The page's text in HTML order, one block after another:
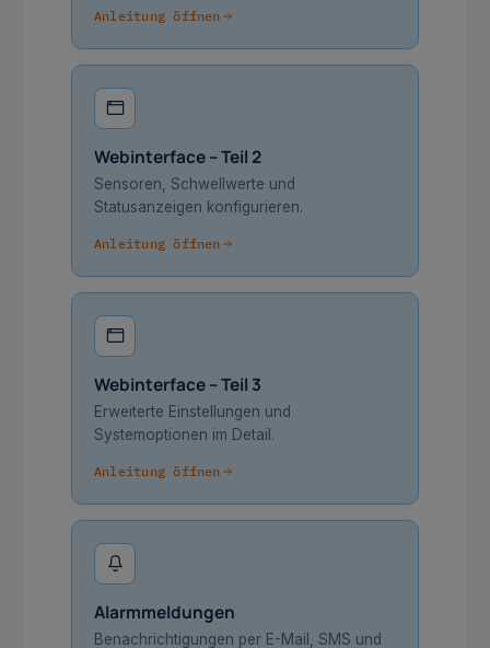
Anleitung öffnen
Webinterface – Teil 2
Sensoren, Schwellwerte und
Statusanzeigen konfigurieren.
Anleitung öffnen
Webinterface – Teil 3
Erweiterte Einstellungen und
Systemoptionen im Detail.
Anleitung öffnen
Alarmmeldungen
Benachrichtigungen per E-Mail, SMS und